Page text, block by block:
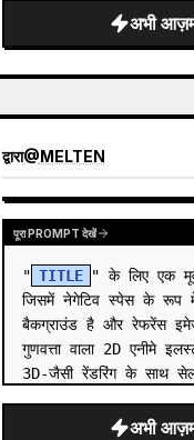
अभी
द्वारा@MELTEN
पूरा PROMPT देखें
" TITLE " के लिए एक
जिसमें नेगेटिव स्पेस के रूप
बैकग्राउंड है और रेफरेंस
गुणवत्ता वाला 2D एनीमे
3D-जैसी रेंडरिंग के साथ
अभी